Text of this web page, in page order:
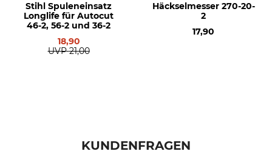
Stihl Spuleneinsatz
Longlife für Autocut
46-2, 56-2 und 36-2
18,90
UVP 21,00
Häckselmesser 270-20-
2
17,90
KUNDENFRAGEN